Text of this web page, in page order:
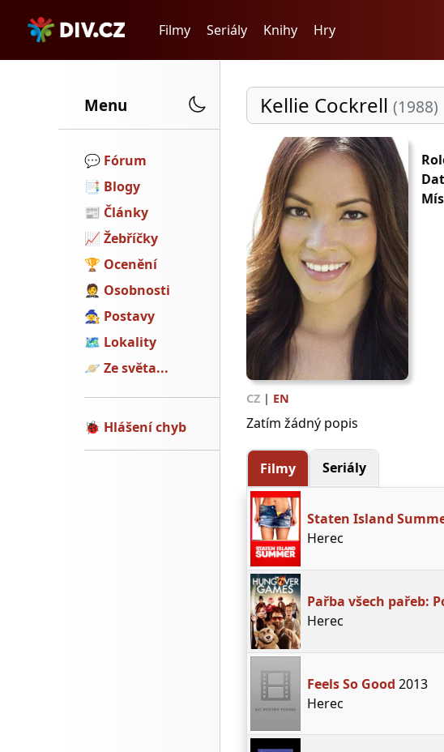
Filmy Seriály Knihy Hry
Menu
💬️ Fórum
📑 Blogy
📰 Články
📈 Žebříčky
🏆 Ocenění
🤵 Osobnosti
🧙 Postavy
🗺 Lokality
🪐 Ze světa...
🐞 Hlášení chyb
Kellie Cockrell (1988)
CZ | EN
Zatím žádný popis
Filmy Seriály
Staten Island
Herec
Pařba všech pařeb:
Herec
Feels So Good 2013
Herec